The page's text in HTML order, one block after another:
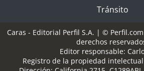
Tránsito
Caras - Editorial Perfil S.A. | © Perfil.com
derechos
Editor responsable:
Registro de la propiedad